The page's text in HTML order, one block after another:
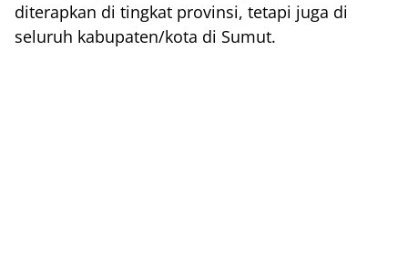
diterapkan di tingkat provinsi, tetapi juga di
seluruh kabupaten/kota di Sumut.